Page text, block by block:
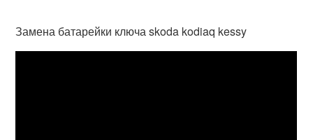
Замена батарейки ключа skoda kodiaq kessy